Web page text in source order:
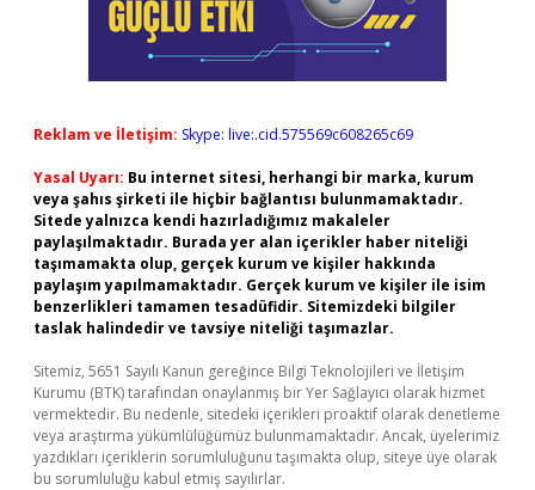
Reklam ve İletişim: Skype: live:.cid.575569c608265c69
Yasal Uyarı: Bu internet sitesi, herhangi bir marka, kurum
veya şahıs şirketi ile hiçbir bağlantısı bulunmamaktadır.
Sitede yalnızca kendi hazırladığımız makaleler
paylaşılmaktadır. Burada yer alan içerikler haber niteliği
taşımamakta olup, gerçek kurum ve kişiler hakkında
paylaşım yapılmamaktadır. Gerçek kurum ve kişiler ile isim
benzerlikleri tamamen tesadüfidir. Sitemizdeki bilgiler
taslak halindedir ve tavsiye niteliği taşımazlar.
Sitemiz, 5651 Sayılı Kanun gereğince Bilgi Teknolojileri ve İletişim
Kurumu (BTK) tarafından onaylanmış bir Yer Sağlayıcı olarak hizmet
vermektedir. Bu nedenle, sitedeki içerikleri proaktif olarak denetleme
veya araştırma yükümlülüğümüz bulunmamaktadır. Ancak, üyelerimiz
yazdıkları içeriklerin sorumluluğunu taşımakta olup, siteye üye olarak
bu sorumluluğu kabul etmiş sayılırlar.